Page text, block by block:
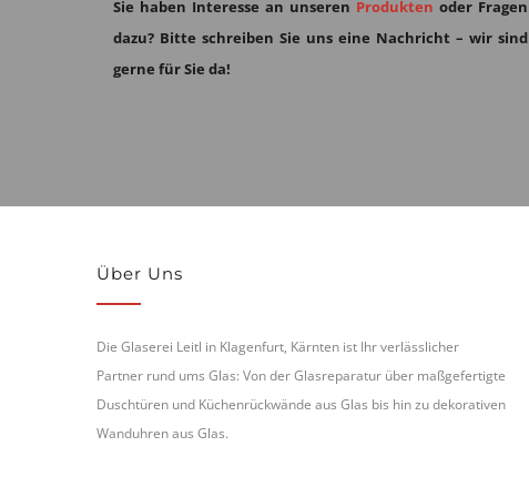
Sie haben Interesse an unseren Produkten oder Fragen
dazu? Bitte schreiben Sie uns eine Nachricht – wir sind
gerne für Sie da!
Über Uns
Die Glaserei Leitl in Klagenfurt, Kärnten ist Ihr verlässlicher
Partner rund ums Glas: Von der Glasreparatur über maßgefertigte
Duschtüren und Küchenrückwände aus Glas bis hin zu dekorativen
Wanduhren aus Glas.